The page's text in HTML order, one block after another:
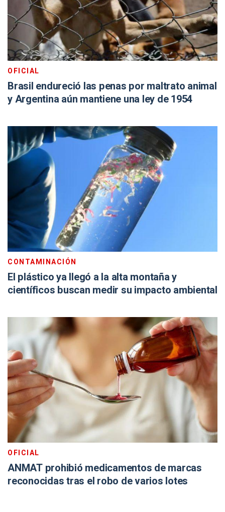
OFICIAL
Brasil endureció las penas por maltrato animal
y Argentina aún mantiene una ley de 1954
CONTAMINACIÓN
El plástico ya llegó a la alta montaña y
científicos buscan medir su impacto ambiental
OFICIAL
ANMAT prohibió medicamentos de marcas
reconocidas tras el robo de varios lotes